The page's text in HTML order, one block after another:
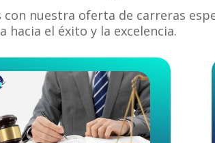
nuestra oferta de carreras
hacia el éxito y la excelencia.